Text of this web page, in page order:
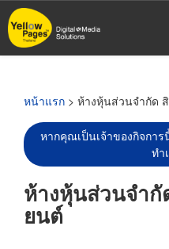
ข้าม
ไป
หน้าแรก > ห้างหุ้นส่วนจำกัด
หากคุณเป็นเจ้าของกิจกา
ทำ
ห้างหุ้นส่วนจำ
ยนต์